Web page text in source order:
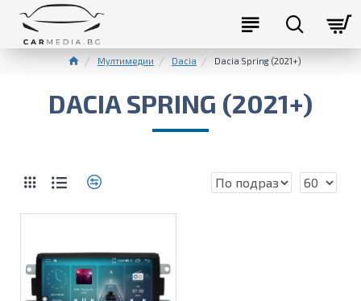
Мултимедии Dacia Dacia Spring (2021+)
DACIA SPRING (2021+)